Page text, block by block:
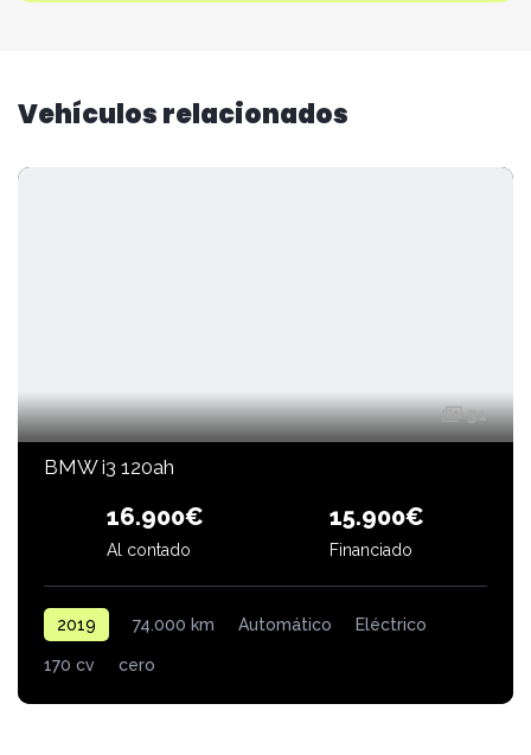
Vehículos relacionados
31
BMW i3 120ah
16.900€
Al contado
15.900€
Financiado
2019 74.000 km Automático Eléctrico
170 cv cero